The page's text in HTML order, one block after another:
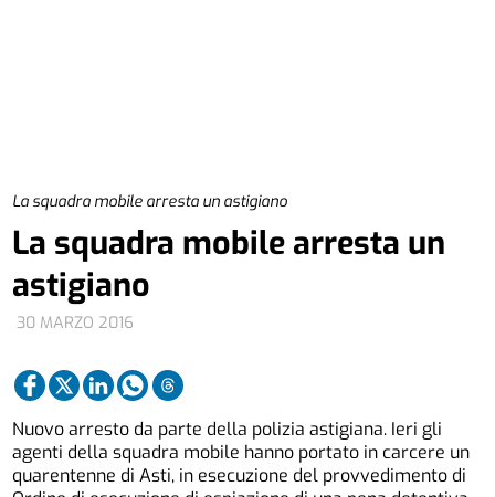
La squadra mobile arresta un astigiano
30 MARZO 2016
La squadra mobile arresta un
astigiano
Nuovo arresto da parte della polizia astigiana. Ieri gli
agenti della squadra mobile hanno portato in carcere un
quarentenne di Asti, in esecuzione del provvedimento di